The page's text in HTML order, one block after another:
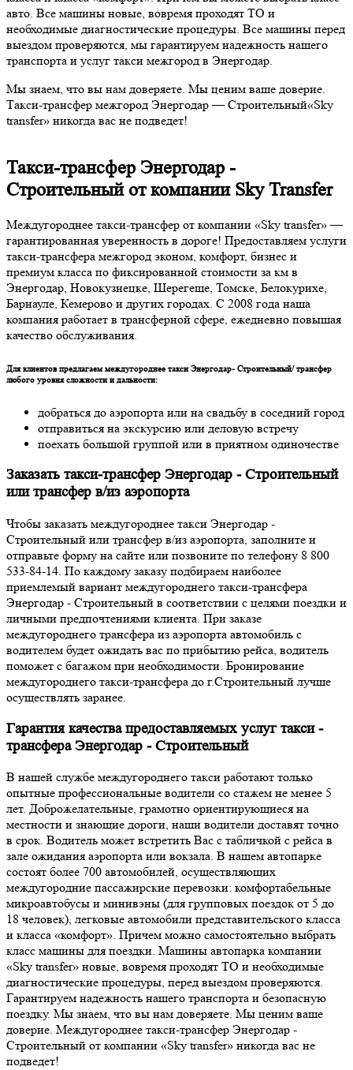
авто. Все машины новые, вовремя проходят ТО и
необходимые диагностические процедуры. Все машины перед
выездом проверяются, мы гарантируем надежность нашего
транспорта и услуг такси межгород в Энергодар.
Мы знаем, что вы нам доверяете. Мы ценим ваше доверие.
Такси-трансфер межгород Энергодар — Строительный«Sky
transfer» никогда вас не подведет!
Такси-трансфер Энергодар -
Строительный от компании Sky Transfer
Междугороднее такси-трансфер от компании «Sky transfer» —
гарантированная уверенность в дороге! Предоставляем услуги
такси-трансфера межгород эконом, комфорт, бизнес и
премиум класса по фиксированной стоимости за км в
Энергодар, Новокузнецке, Шерегеше, Томске, Белокурихе,
Барнауле, Кемерово и других городах. С 2008 года наша
компания работает в трансферной сфере, ежедневно повышая
качество обслуживания.
Для клиентов предлагаем междугороднее такси Энергодар- Строительный/ трансфер
любого уровня сложности и дальности:
добраться до аэропорта или на свадьбу в соседний город
отправиться на экскурсию или деловую встречу
поехать большой группой или в приятном одиночестве
Заказать такси-трансфер Энергодар - Строительный
или трансфер в/из аэропорта
Чтобы заказать междугороднее такси Энергодар -
Строительный или трансфер в/из аэропорта, заполните и
отправьте форму на сайте или позвоните по телефону 8 800
533-84-14. По каждому заказу подбираем наиболее
приемлемый вариант междугороднего такси-трансфера
Энергодар - Строительный в соответствии с целями поездки и
личными предпочтениями клиента. При заказе
междугороднего трансфера из аэропорта автомобиль с
водителем будет ожидать вас по прибытию рейса, водитель
поможет с багажом при необходимости. Бронирование
междугороднего такси-трансфера до г.Строительный лучше
осуществлять заранее.
Гарантия качества предоставляемых услуг такси -
трансфера Энергодар - Строительный
В нашей службе междугороднего такси работают только
опытные профессиональные водители со стажем не менее 5
лет. Доброжелательные, грамотно ориентирующиеся на
местности и знающие дороги, наши водители доставят точно
в срок. Водитель может встретить Вас с табличкой с рейса в
зале ожидания аэропорта или вокзала. В нашем автопарке
состоят более 700 автомобилей, осуществляющих
междугородние пассажирские перевозки: комфортабельные
микроавтобусы и минивэны (для групповых поездок от 5 до
18 человек), легковые автомобили представительского класса
и класса «комфорт». Причем можно самостоятельно выбрать
класс машины для поездки. Машины автопарка компании
«Sky transfer» новые, вовремя проходят ТО и необходимые
диагностические процедуры, перед выездом проверяются.
Гарантируем надежность нашего транспорта и безопасную
поездку. Мы знаем, что вы нам доверяете. Мы ценим ваше
доверие. Междугороднее такси-трансфер Энергодар -
Строительный от компании «Sky transfer» никогда вас не
подведет!